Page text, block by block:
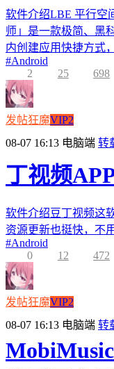
软件介绍LBE 平行空
师」是一款极简、黑
内创建应用快捷方式
#Android
2
25 698
发帖狂魔VIP2
08-07 16:13 电脑端 转
丁视频
软件介绍豆丁视频这
资源更新也挺快，不
#Android
0
12 472
发帖狂魔VIP2
08-07 16:13 电脑端 转